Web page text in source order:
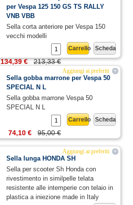
per Vespa 125 150 GS TS RALLY
VNB VBB
Sella corta anteriore per Vespa 150
vecchi modelli
Scheda
Carrello
213,33 €
134,39 €
+
Aggiungi ai preferiti
Sella gobba marrone per Vespa 50
SPECIAL N L
Sella gobba marrone Vespa 50
SPECIAL N L
Scheda
Carrello
95,00 €
74,10 €
+
Aggiungi ai preferiti
Sella lunga HONDA SH
Sella per scooter Sh Honda con
rivestimento in similpelle telata
resistente alle intemperie con telaio in
plastica a iniezione made in Italy